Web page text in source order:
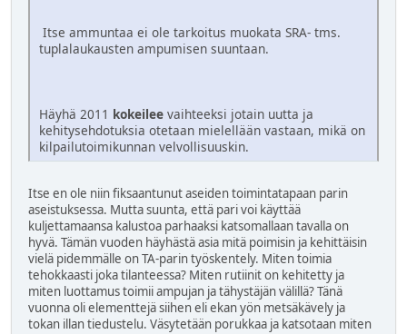
Itse ammuntaa ei ole tarkoitus muokata SRA- tms.
tuplalaukausten ampumisen suuntaan.
Häyhä 2011 kokeilee vaihteeksi jotain uutta ja
kehitysehdotuksia otetaan mielellään vastaan, mikä on
kilpailutoimikunnan velvollisuuskin.
Itse en ole niin fiksaantunut aseiden toimintatapaan parin
aseistuksessa. Mutta suunta, että pari voi käyttää
kuljettamaansa kalustoa parhaaksi katsomallaan tavalla on
hyvä. Tämän vuoden häyhästä asia mitä poimisin ja kehittäisin
vielä pidemmälle on TA-parin työskentely. Miten toimia
tehokkaasti joka tilanteessa? Miten rutiinit on kehitetty ja
miten luottamus toimii ampujan ja tähystäjän välillä? Tänä
vuonna oli elementtejä siihen eli ekan yön metsäkävely ja
tokan illan tiedustelu. Väsytetään porukkaa ja katsotaan miten